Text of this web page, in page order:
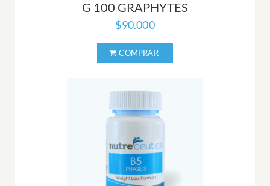
G 100 GRAPHYTES
$90.000